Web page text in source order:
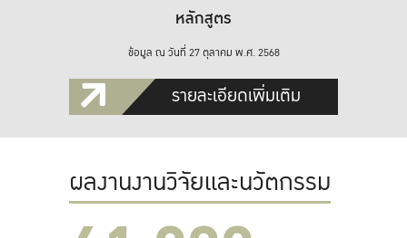
หลักสูตร
ข้อมูล ณ วันที่ 27 ตุลาคม พ.ศ. 2568
รายละเอียดเพิ่มเติม
ผลงานงานวิจัยและนวัตกรรม